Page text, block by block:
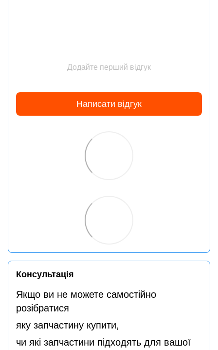
Додайте перший відгук
Написати відгук
Консультація
Якщо ви не можете самостійно
розібратися
яку запчастину купити,
чи які запчастини підходять для вашої